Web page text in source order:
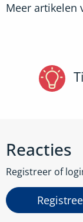
Meer artikelen
Reacties
Registreer of